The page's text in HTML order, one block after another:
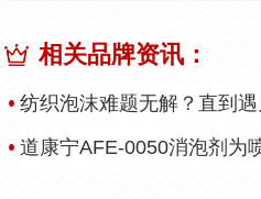
相关品牌资讯：